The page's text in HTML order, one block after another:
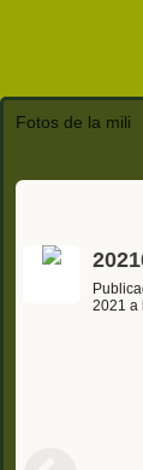
Fotos de la mili
2021 a